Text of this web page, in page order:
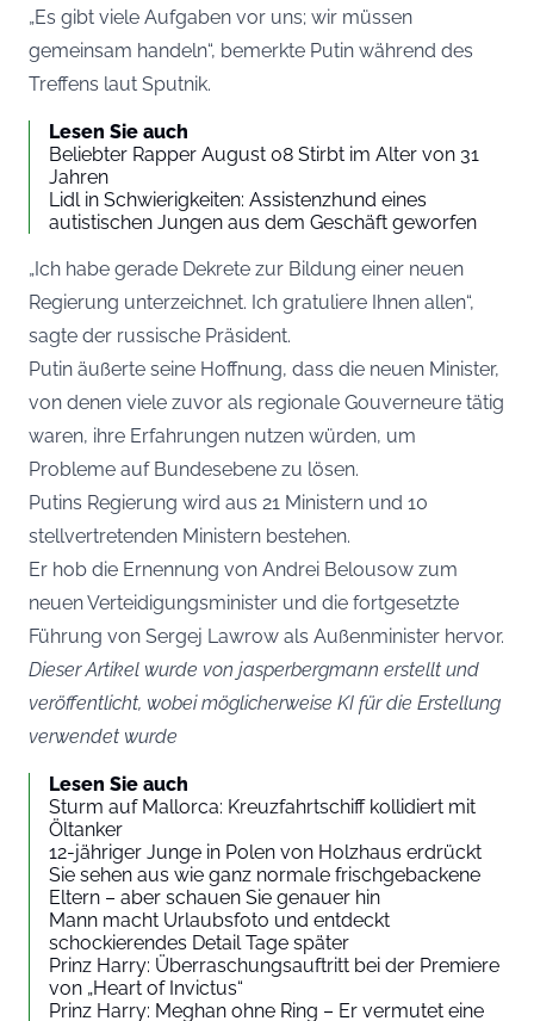
„Es gibt viele Aufgaben vor uns; wir müssen
gemeinsam handeln“, bemerkte Putin während des
Treffens laut Sputnik.
Lesen Sie auch
Beliebter Rapper August 08 Stirbt im Alter von 31
Jahren
Lidl in Schwierigkeiten: Assistenzhund eines
autistischen Jungen aus dem Geschäft geworfen
„Ich habe gerade Dekrete zur Bildung einer neuen
Regierung unterzeichnet. Ich gratuliere Ihnen allen“,
sagte der russische Präsident.
Putin äußerte seine Hoffnung, dass die neuen Minister,
von denen viele zuvor als regionale Gouverneure tätig
waren, ihre Erfahrungen nutzen würden, um
Probleme auf Bundesebene zu lösen.
Putins Regierung wird aus 21 Ministern und 10
stellvertretenden Ministern bestehen.
Er hob die Ernennung von Andrei Belousow zum
neuen Verteidigungsminister und die fortgesetzte
Führung von Sergej Lawrow als Außenminister hervor.
Dieser Artikel wurde von jasperbergmann erstellt und
veröffentlicht, wobei möglicherweise KI für die Erstellung
verwendet wurde
Lesen Sie auch
Sturm auf Mallorca: Kreuzfahrtschiff kollidiert mit
Öltanker
12-jähriger Junge in Polen von Holzhaus erdrückt
Sie sehen aus wie ganz normale frischgebackene
Eltern – aber schauen Sie genauer hin
Mann macht Urlaubsfoto und entdeckt
schockierendes Detail Tage später
Prinz Harry: Überraschungsauftritt bei der Premiere
von „Heart of Invictus“
Prinz Harry: Meghan ohne Ring – Er vermutet eine